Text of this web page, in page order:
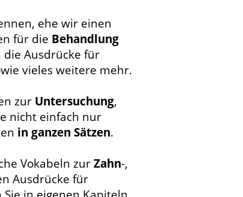
ehe wir einen
für die Behandlung
Ausdrücke für
vieles weitere mehr.
zur Untersuchung,
nicht einfach nur
in ganzen Sätzen.
Vokabeln zur Zahn-,
Ausdrücke für